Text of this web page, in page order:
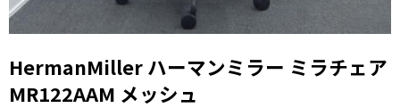
HermanMiller ハーマンミラー ミラチェア
MR122AAM メッシュ